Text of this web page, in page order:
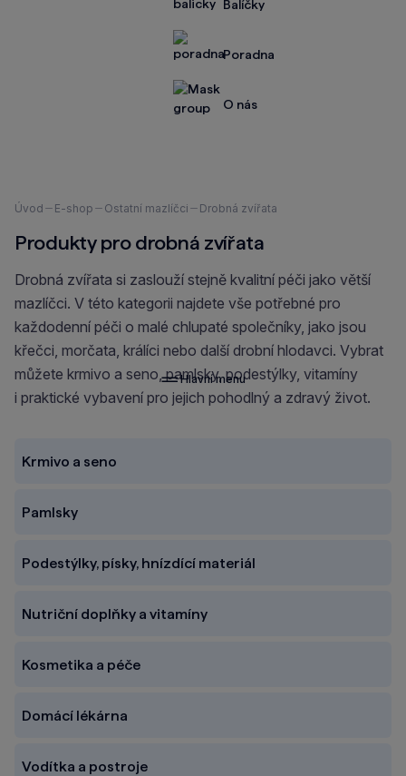
Balíčky
Poradna
O nás
Hlavní menu
Nacházíte
zde:
Úvod E-shop Ostatní mazlíčci Drobná zvířata
Produkty pro drobná zvířata
Drobná zvířata si zaslouží stejně kvalitní péči jako větší
mazlíčci. V této kategorii najdete vše potřebné pro
každodenní péči o malé chlupaté společníky, jako jsou
křečci, morčata, králíci nebo další drobní hlodavci. Vybrat
můžete krmivo a seno, pamlsky, podestýlky, vitamíny
i praktické vybavení pro jejich pohodlný a zdravý život.
Krmivo a seno
Pamlsky
Podestýlky, písky, hnízdící materiál
Nutriční doplňky a vitamíny
Kosmetika a péče
Domácí lékárna
Vodítka a postroje